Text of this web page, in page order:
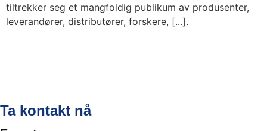
tiltrekker seg et mangfoldig publikum av produsenter,
leverandører, distributører, forskere, [...].
Ta kontakt nå